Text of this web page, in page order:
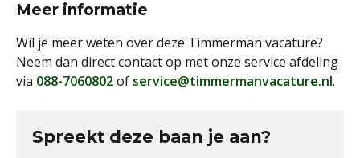
Meer informatie
Wil je meer weten over deze Timmerman vacature?
Neem dan direct contact op met onze service afdeling
via 088-7060802of service@timmermanvacature.nl.
Spreekt deze baan je aan?